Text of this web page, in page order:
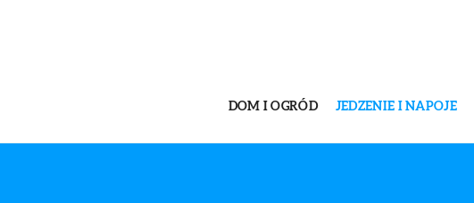
DOM I OGRÓD JEDZENIE I NAPOJE